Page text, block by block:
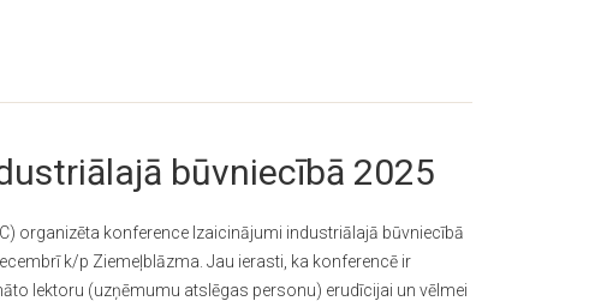
būvniecībā 2025
organizēta konference Izaicinājumi industriālajā būvniecībā
k/p Ziemeļblāzma. Jau ierasti, ka konferencē ir
lektoru (uzņēmumu atslēgas personu) erudīcijai un vēlmei